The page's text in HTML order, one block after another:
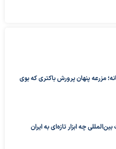
مزرعه پنهان پرورش باکتری که بوی
چه ابزار تازه‌ای به ایران